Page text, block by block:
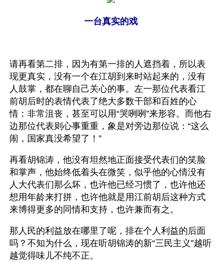
一台真实的戏
请再看第二排，因为有第一排的人遮挡着，所以表
现更真实，没有一个在江胡到来时站起来的，没有
人鼓掌，都在聊自己关心的事。左一那位代表看江
前胡后时的表情代表了绝大多数干部和百姓的心
情：非常沮丧，甚至可以用“哭咧咧”来形容。而他右
边那位代表则心事重重，象是对旁边那位说：“这么
闹，国家真没希望了！”
再看胡锦涛，他没有坦然地正面接受代表们的笑脸
和掌声，他始终低着头在微笑，似乎他的心情没有
人大代表们那么坏，也许他已经习惯了，也许他还
想用年龄来打拼，也许他就是用江前胡后这种方式
来博得更多的同情和支持，也许兼而有之。
那人民的利益放在哪里了呢，排在个人利益的后面
吗？不知为什么，现在听胡锦涛的新“三民主义”越听
越觉得味儿不纯不正。